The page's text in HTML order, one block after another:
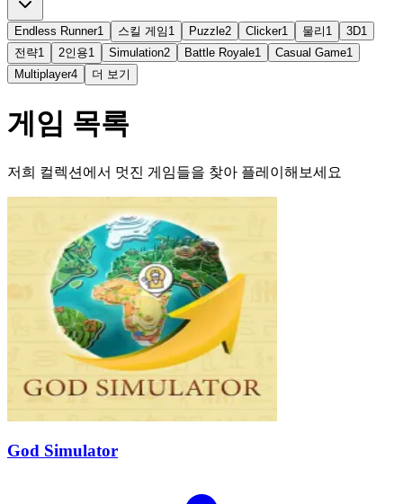
Endless Runner1 스킬 게임 1 Puzzle2 Clicker1 물리 1 3D1
전략1 2인용1 Simulation2 Battle Royale1 Casual Game1
Multiplayer4 더 보기
게임 목록
저희 컬렉션에서 멋진 게임들을 찾아 플레이해보세요
God Simulator